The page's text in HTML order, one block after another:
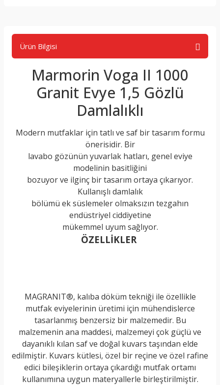
Ürün Bilgisi
Marmorin Voga II 1000
Granit Evye 1,5 Gözlü
Damlalıklı
Modern mutfaklar için tatlı ve saf bir tasarım formu
önerisidir. Bir
lavabo gözünün yuvarlak hatları, genel eviye
modelinin basitliğini
bozuyor ve ilginç bir tasarım ortaya çıkarıyor.
Kullanışlı damlalık
bölümü ek süslemeler olmaksızın tezgahın
endüstriyel ciddiyetine
mükemmel uyum sağlıyor.
ÖZELLİKLER
MAGRANIT®, kalıba döküm tekniği ile özellikle
mutfak eviyelerinin üretimi için mühendislerce
tasarlanmış benzersiz bir malzemedir. Bu
malzemenin ana maddesi, malzemeyi çok güçlü ve
dayanıklı kılan saf ve doğal kuvars taşından elde
edilmiştir. Kuvars kütlesi, özel bir reçine ve özel rafine
edici bileşiklerin ortaya çıkardığı mutfak ortamı
kullanımına uygun materyallerle birleştirilmiştir.